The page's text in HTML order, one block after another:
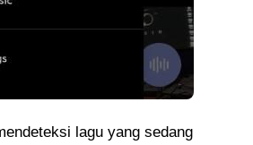
lagu yang sedang